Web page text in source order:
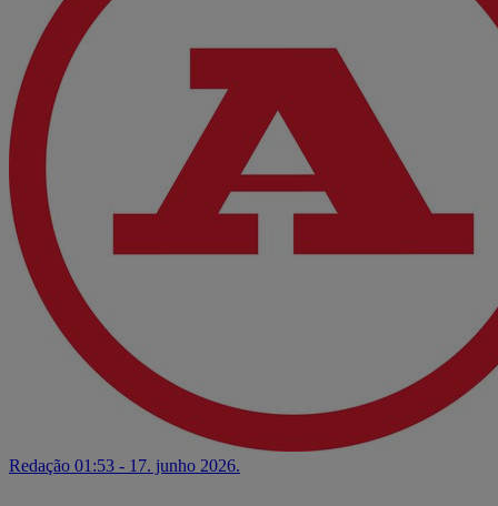
Redação 01:53 - 17. junho 2026.